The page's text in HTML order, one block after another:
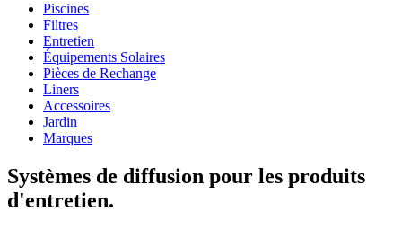
Piscines
Filtres
Entretien
Équipements Solaires
Pièces de Rechange
Liners
Accessoires
Jardin
Marques
Systèmes de diffusion pour les produits
d'entretien.